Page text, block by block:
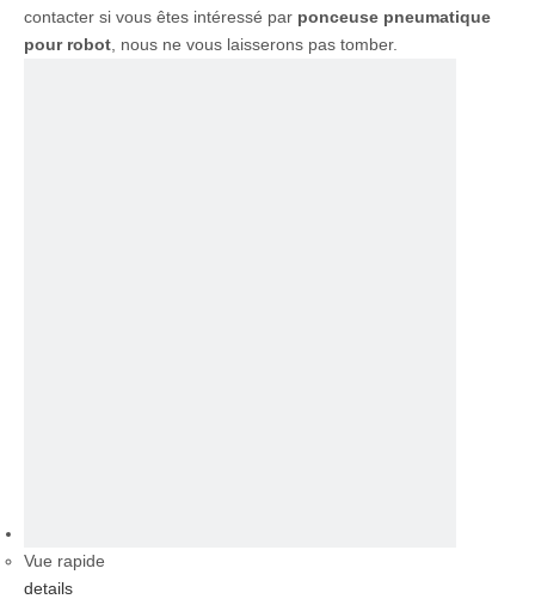
contacter si vous êtes intéressé par ponceuse pneumatique
pour robot , nous ne vous laisserons pas tomber.
Vue rapide
details